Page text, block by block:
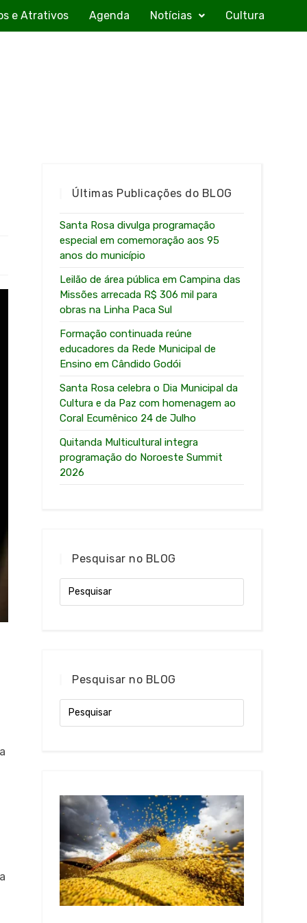
e Atrativos Agenda Notícias Cultura
Últimas Publicações do BLOG
Santa Rosa divulga programação
especial em comemoração aos 95
anos do município
Leilão de área pública em Campina das
Missões arrecada R$ 306 mil para
obras na Linha Paca Sul
Formação continuada reúne
educadores da Rede Municipal de
Ensino em Cândido Godói
Santa Rosa celebra o Dia Municipal da
Cultura e da Paz com homenagem ao
Coral Ecumênico 24 de Julho
Quitanda Multicultural integra
programação do Noroeste Summit
2026
Pesquisar no BLOG
Pesquisar no BLOG